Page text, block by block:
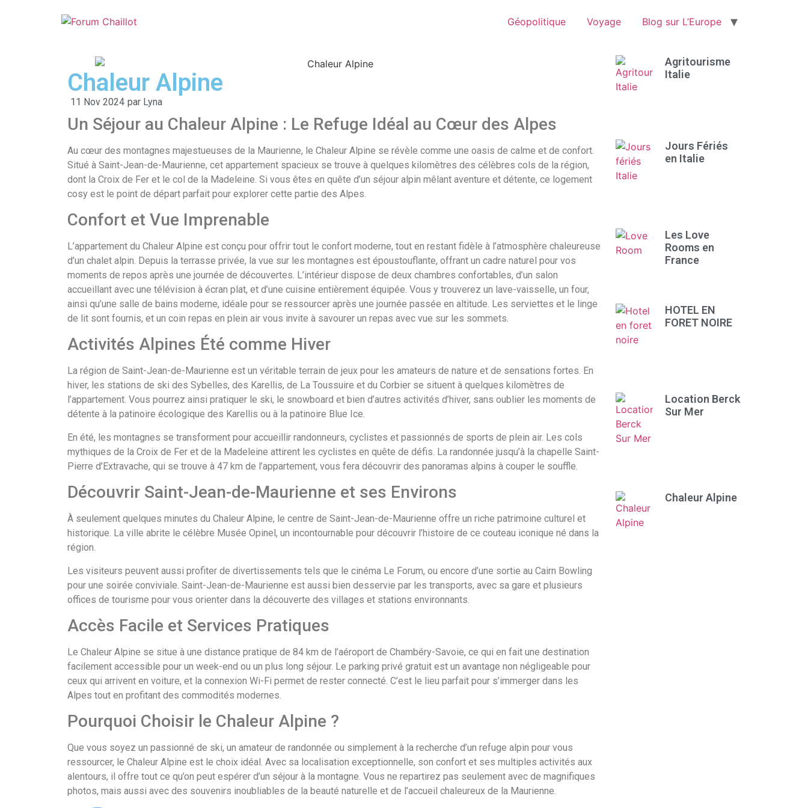
Géopolitique Voyage Blog sur L’Europe
Chaleur Alpine
11 Nov 2024 par Lyna
Un Séjour au Chaleur Alpine : Le Refuge Idéal au Cœur des Alpes
Au cœur des montagnes majestueuses de la Maurienne, le Chaleur Alpine se révèle comme une oasis de calme et de confort.
Situé à Saint-Jean-de-Maurienne, cet appartement spacieux se trouve à quelques kilomètres des célèbres cols de la région,
dont la Croix de Fer et le col de la Madeleine. Si vous êtes en quête d’un séjour alpin mêlant aventure et détente, ce logement
cosy est le point de départ parfait pour explorer cette partie des Alpes.
Confort et Vue Imprenable
L’appartement du Chaleur Alpine est conçu pour offrir tout le confort moderne, tout en restant fidèle à l’atmosphère chaleureuse
d’un chalet alpin. Depuis la terrasse privée, la vue sur les montagnes est époustouflante, offrant un cadre naturel pour vos
moments de repos après une journée de découvertes. L’intérieur dispose de deux chambres confortables, d’un salon
accueillant avec une télévision à écran plat, et d’une cuisine entièrement équipée. Vous y trouverez un lave-vaisselle, un four,
ainsi qu’une salle de bains moderne, idéale pour se ressourcer après une journée passée en altitude. Les serviettes et le linge
de lit sont fournis, et un coin repas en plein air vous invite à savourer un repas avec vue sur les sommets.
Activités Alpines Été comme Hiver
La région de Saint-Jean-de-Maurienne est un véritable terrain de jeux pour les amateurs de nature et de sensations fortes. En
hiver, les stations de ski des Sybelles, des Karellis, de La Toussuire et du Corbier se situent à quelques kilomètres de
l’appartement. Vous pourrez ainsi pratiquer le ski, le snowboard et bien d’autres activités d’hiver, sans oublier les moments de
détente à la patinoire écologique des Karellis ou à la patinoire Blue Ice.
En été, les montagnes se transforment pour accueillir randonneurs, cyclistes et passionnés de sports de plein air. Les cols
mythiques de la Croix de Fer et de la Madeleine attirent les cyclistes en quête de défis. La randonnée jusqu’à la chapelle Saint-
Pierre d’Extravache, qui se trouve à 47 km de l’appartement, vous fera découvrir des panoramas alpins à couper le souffle.
Découvrir Saint-Jean-de-Maurienne et ses Environs
À seulement quelques minutes du Chaleur Alpine, le centre de Saint-Jean-de-Maurienne offre un riche patrimoine culturel et
historique. La ville abrite le célèbre Musée Opinel, un incontournable pour découvrir l’histoire de ce couteau iconique né dans la
région.
Les visiteurs peuvent aussi profiter de divertissements tels que le cinéma Le Forum, ou encore d’une sortie au Cairn Bowling
pour une soirée conviviale. Saint-Jean-de-Maurienne est aussi bien desservie par les transports, avec sa gare et plusieurs
offices de tourisme pour vous orienter dans la découverte des villages et stations environnants.
Accès Facile et Services Pratiques
Le Chaleur Alpine se situe à une distance pratique de 84 km de l’aéroport de Chambéry-Savoie, ce qui en fait une destination
facilement accessible pour un week-end ou un plus long séjour. Le parking privé gratuit est un avantage non négligeable pour
ceux qui arrivent en voiture, et la connexion Wi-Fi permet de rester connecté. C’est le lieu parfait pour s’immerger dans les
Alpes tout en profitant des commodités modernes.
Pourquoi Choisir le Chaleur Alpine ?
Que vous soyez un passionné de ski, un amateur de randonnée ou simplement à la recherche d’un refuge alpin pour vous
ressourcer, le Chaleur Alpine est le choix idéal. Avec sa localisation exceptionnelle, son confort et ses multiples activités aux
alentours, il offre tout ce qu’on peut espérer d’un séjour à la montagne. Vous ne repartirez pas seulement avec de magnifiques
photos, mais aussi avec des souvenirs inoubliables de la beauté naturelle et de l’accueil chaleureux de la Maurienne.
Agritourisme
Italie
Jours Fériés
en Italie
Les Love
Rooms en
France
HOTEL EN
FORET NOIRE
Location Berck
Sur Mer
Chaleur Alpine